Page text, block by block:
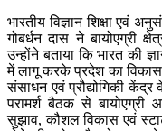
भारतीय विज्ञान शिक्षा एवं
गोबर्धन दास ने बायोएग्री
उन्होंने बताया कि भारत की
में लागू करके प्रदेश का
संसाधन एवं प्रौद्योगिकी
परामर्श बैठक से
सुझाव, कौशल विकास एवं